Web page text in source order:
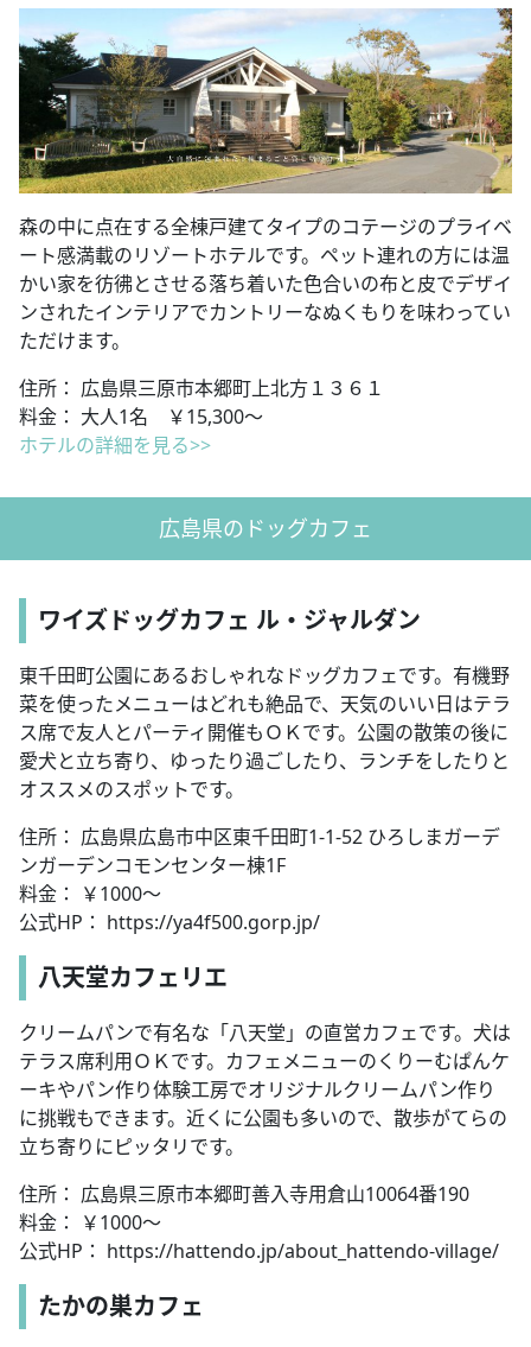
森の中に点在する全棟戸建てタイプのコテージのプライベ
ート感満載のリゾートホテルです。ペット連れの方には温
かい家を彷彿とさせる落ち着いた色合いの布と皮でデザイ
ンされたインテリアでカントリーなぬくもりを味わってい
ただけます。
住所： 広島県三原市本郷町上北方１３６１
料金： 大人1名 ￥15,300～
ホテルの詳細を見る>>
広島県のドッグカフェ
ワイズドッグカフェ ル・ジャルダン
東千田町公園にあるおしゃれなドッグカフェです。有機野
菜を使ったメニューはどれも絶品で、天気のいい日はテラ
ス席で友人とパーティ開催もＯＫです。公園の散策の後に
愛犬と立ち寄り、ゆったり過ごしたり、ランチをしたりと
オススメのスポットです。
住所： 広島県広島市中区東千田町1-1-52 ひろしまガーデ
ンガーデンコモンセンター棟1F
料金： ￥1000～
公式HP： https://ya4f500.gorp.jp/
八天堂カフェリエ
クリームパンで有名な「八天堂」の直営カフェです。犬は
テラス席利用ＯＫです。カフェメニューのくりーむぱんケ
ーキやパン作り体験工房でオリジナルクリームパン作り
に挑戦もできます。近くに公園も多いので、散歩がてらの
立ち寄りにピッタリです。
住所： 広島県三原市本郷町善入寺用倉山10064番190
料金： ￥1000～
公式HP： https://hattendo.jp/about_hattendo-village/
たかの巣カフェ